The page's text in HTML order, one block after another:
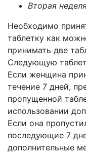
Вторая
Необходимо
таблетку как
принимать две
Следующую
Если женщина
течение 7 дней,
пропущенной
использовании
Если она
последующие 7
дополнительные